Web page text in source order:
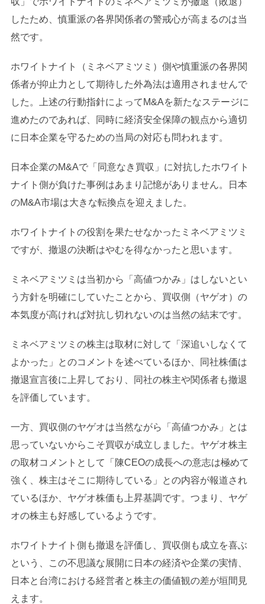
したため、慎重派の各界関係者の警戒心が高まるのは当
然です。
ホワイトナイト（ミネベアミツミ）側や慎重派の各界関
係者が抑止力として期待した外為法は適用されませんで
した。上述の行動指針によってM&Aを新たなステージに
進めたのであれば、同時に経済安全保障の観点から適切
に日本企業を守るための当局の対応も問われます。
日本企業のM&Aで「同意なき買収」に対抗したホワイト
ナイト側が負けた事例はあまり記憶がありません。日本
のM&A市場は大きな転換点を迎えました。
ホワイトナイトの役割を果たせなかったミネベアミツミ
ですが、撤退の決断はやむを得なかったと思います。
ミネベアミツミは当初から「高値つかみ」はしないとい
う方針を明確にしていたことから、買収側（ヤゲオ）の
本気度が高ければ対抗し切れないのは当然の結末です。
ミネベアミツミの株主は取材に対して「深追いしなくて
よかった」とのコメントを述べているほか、同社株価は
撤退宣言後に上昇しており、同社の株主や関係者も撤退
を評価しています。
一方、買収側のヤゲオは当然ながら「高値つかみ」とは
思っていないからこそ買収が成立しました。ヤゲオ株主
の取材コメントとして「陳CEOの成長への意志は極めて
強く、株主はそこに期待している」との内容が報道され
ているほか、ヤゲオ株価も上昇基調です。つまり、ヤゲ
オの株主も好感しているようです。
ホワイトナイト側も撤退を評価し、買収側も成立を喜ぶ
という、この不思議な展開に日本の経済や企業の実情、
日本と台湾における経営者と株主の価値観の差が垣間見
えます。